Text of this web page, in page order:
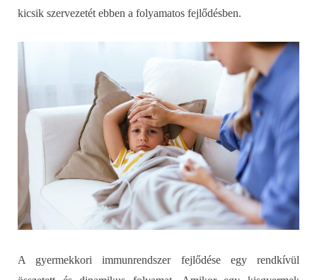
kicsik szervezetét ebben a folyamatos fejlődésben.
A gyermekkori immunrendszer fejlődése egy rendkívül